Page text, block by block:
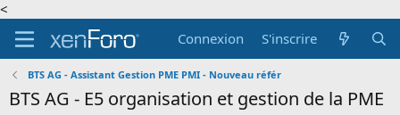
<
Connexion
S'inscrire
BTS AG - Assistant Gestion PME PMI - Nouveau référ
BTS AG - E5 organisation et gestion de la PME